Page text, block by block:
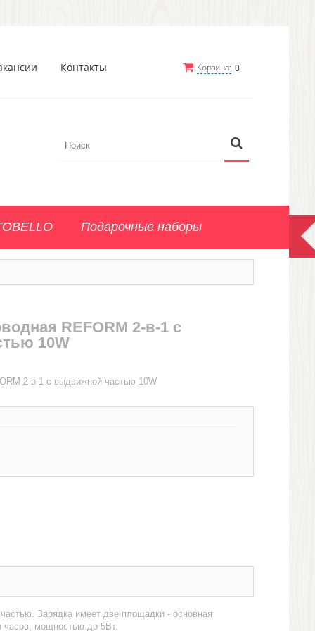
Корзина: 0
Контакты
Подарочные наборы
REFORM 2-в-1 с
10W
2-в-1 с выдвижной частью 10W
Зарядка имеет две площадки - основная
мощностью до 5Вт.